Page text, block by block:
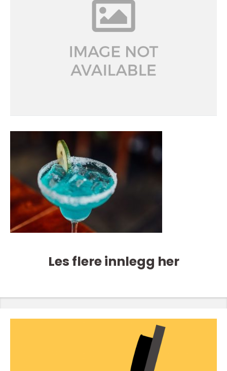
Les flere innlegg her